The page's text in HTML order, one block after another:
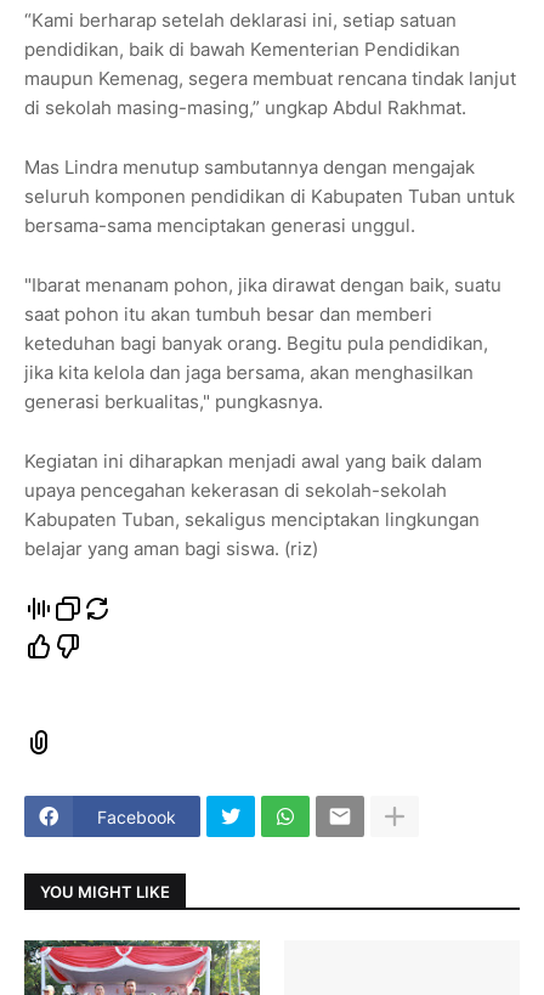
“Kami berharap setelah deklarasi ini, setiap satuan
pendidikan, baik di bawah Kementerian Pendidikan
maupun Kemenag, segera membuat rencana tindak lanjut
di sekolah masing-masing,” ungkap Abdul Rakhmat.
Mas Lindra menutup sambutannya dengan mengajak
seluruh komponen pendidikan di Kabupaten Tuban untuk
bersama-sama menciptakan generasi unggul.
"Ibarat menanam pohon, jika dirawat dengan baik, suatu
saat pohon itu akan tumbuh besar dan memberi
keteduhan bagi banyak orang. Begitu pula pendidikan,
jika kita kelola dan jaga bersama, akan menghasilkan
generasi berkualitas," pungkasnya.
Kegiatan ini diharapkan menjadi awal yang baik dalam
upaya pencegahan kekerasan di sekolah-sekolah
Kabupaten Tuban, sekaligus menciptakan lingkungan
belajar yang aman bagi siswa. (riz)
Facebook
YOU MIGHT LIKE